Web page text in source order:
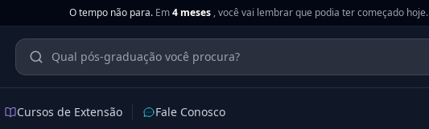
O tempo não para. Em4 meses , você vai lembrar que podia ter começado hoje.
Cursos de Extensão Fale Conosco